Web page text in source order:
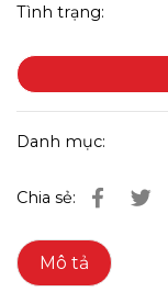
Tình trạng:
Danh mục:
Chia sẻ:
Mô tả